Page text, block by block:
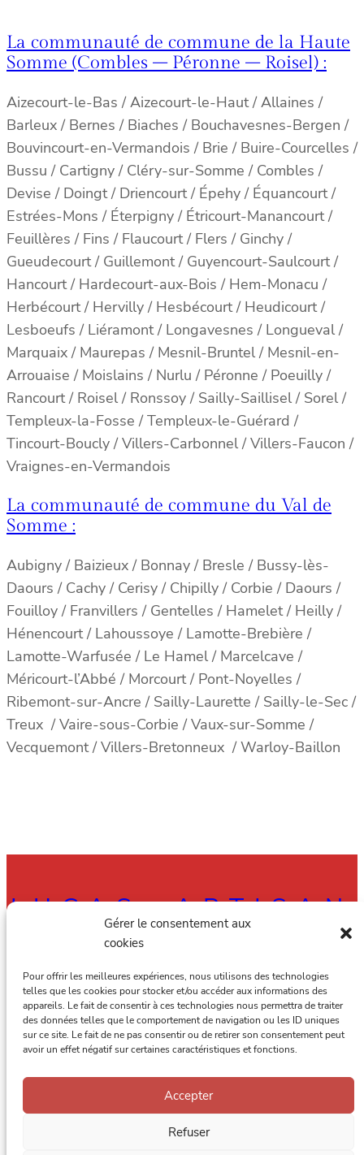
Gérer le consentement aux
cookies
Pour offrir les meilleures expériences, nous utilisons des technologies
telles que les cookies pour stocker et/ou accéder aux informations des
appareils. Le fait de consentir à ces technologies nous permettra de traiter
des données telles que le comportement de navigation ou les ID uniques
sur ce site. Le fait de ne pas consentir ou de retirer son consentement peut
avoir un effet négatif sur certaines caractéristiques et fonctions.
Accepter
Refuser
La communauté de commune de la Haute
Somme (Combles – Péronne – Roisel) :
Aizecourt-le-Bas / Aizecourt-le-Haut / Allaines /
Barleux / Bernes / Biaches / Bouchavesnes-Bergen /
Bouvincourt-en-Vermandois / Brie / Buire-Courcelles /
Bussu / Cartigny / Cléry-sur-Somme / Combles /
Devise / Doingt / Driencourt / Épehy / Équancourt /
Estrées-Mons / Éterpigny / Étricourt-Manancourt /
Feuillères / Fins / Flaucourt / Flers / Ginchy /
Gueudecourt / Guillemont / Guyencourt-Saulcourt /
Hancourt / Hardecourt-aux-Bois / Hem-Monacu /
Herbécourt / Hervilly / Hesbécourt / Heudicourt /
Lesboeufs / Liéramont / Longavesnes / Longueval /
Marquaix / Maurepas / Mesnil-Bruntel / Mesnil-en-
Arrouaise / Moislains / Nurlu / Péronne / Poeuilly /
Rancourt / Roisel / Ronssoy / Sailly-Saillisel / Sorel /
Templeux-la-Fosse / Templeux-le-Guérard /
Tincourt-Boucly / Villers-Carbonnel / Villers-Faucon /
Vraignes-en-Vermandois
La communauté de commune du Val de
Somme :
Aubigny / Baizieux / Bonnay / Bresle / Bussy-lès-
Daours / Cachy / Cerisy / Chipilly / Corbie / Daours /
Fouilloy / Franvillers / Gentelles / Hamelet / Heilly /
Hénencourt / Lahoussoye / Lamotte-Brebière /
Lamotte-Warfusée / Le Hamel / Marcelcave /
Méricourt-l’Abbé / Morcourt / Pont-Noyelles /
Ribemont-sur-Ancre / Sailly-Laurette / Sailly-le-Sec /
Treux / Vaire-sous-Corbie / Vaux-sur-Somme /
Vecquemont / Villers-Bretonneux / Warloy-Baillon
LUCAS, ARTISAN
RAMONEUR À
AMIENS, ALBERT
ET DANS TOUTE
LA SOMME
Lucas, artisan ramoneur à Amiens, Albert et dans toute la Somme.